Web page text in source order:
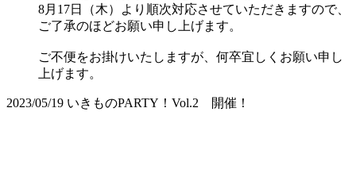
8月17日（木）より順次対応させていただきますので、
ご了承のほどお願い申し上げます。
ご不便をお掛けいたしますが、何卒宜しくお願い申し
上げます。
2023/05/19 いきものPARTY！Vol.2 開催！